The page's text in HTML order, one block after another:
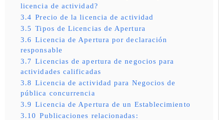
licencia de actividad?
3.4 Precio de la licencia de actividad
3.5 Tipos de Licencias de Apertura
3.6 Licencia de Apertura por declaración
responsable
3.7 Licencias de apertura de negocios para
actividades calificadas
3.8 Licencia de actividad para Negocios de
pública concurrencia
3.9 Licencia de Apertura de un Establecimiento
3.10 Publicaciones relacionadas: